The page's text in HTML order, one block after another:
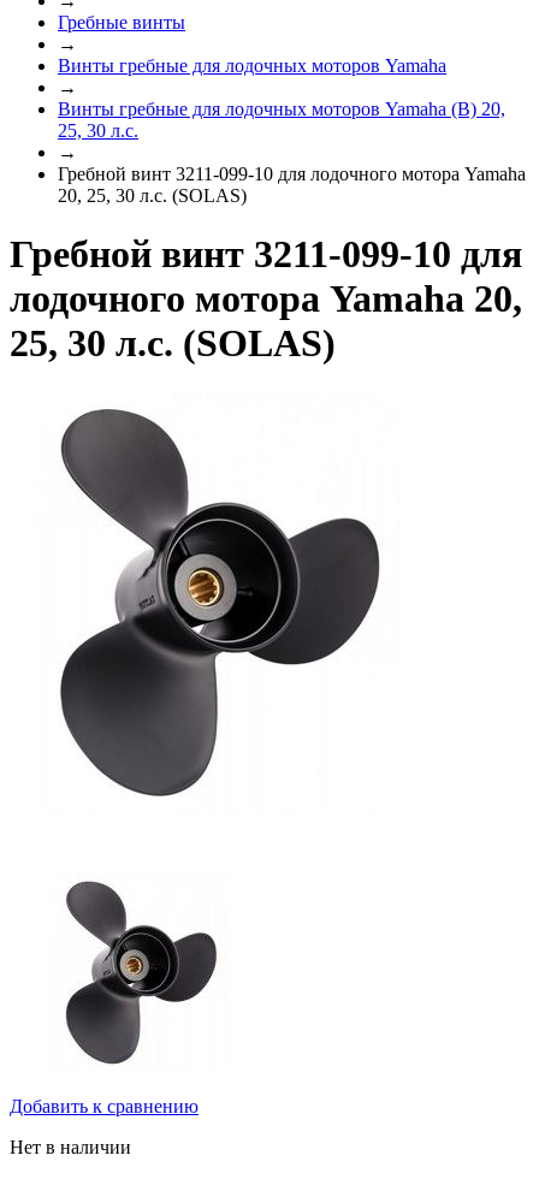
Гребные винты
→
Винты гребные для лодочных моторов Yamaha
→
Винты гребные для лодочных моторов Yamaha (B) 20,
25, 30 л.с.
→
Гребной винт 3211-099-10 для лодочного мотора Yamaha
20, 25, 30 л.с. (SOLAS)
Гребной винт 3211-099-10 для
лодочного мотора Yamaha 20,
25, 30 л.с. (SOLAS)
Добавить к сравнению
Нет в наличии